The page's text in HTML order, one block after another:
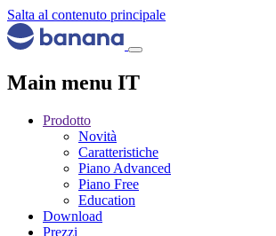
Salta al contenuto principale
Main menu IT
Prodotto
Novità
Caratteristiche
Piano Advanced
Piano Free
Education
Download
Prezzi